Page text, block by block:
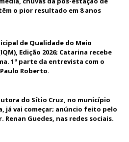
têm o pior resultado em 8 anos
de Qualidade do Meio
Edição 2026; Catarina recebe
1ª parte da entrevista com o
Roberto.
do Sítio Cruz, no município
já vai começar; anúncio feito pelo
Renan Guedes, nas redes sociais.